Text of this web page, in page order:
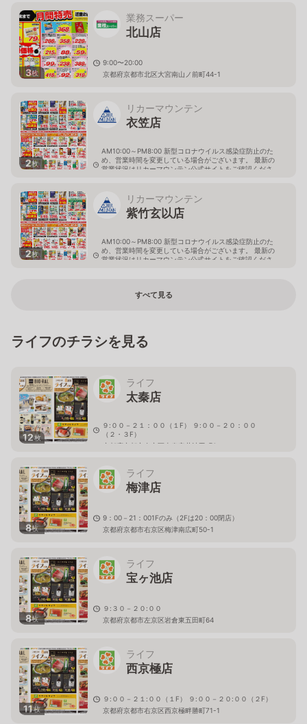
3枚
業務スーパー
北山店
9:00〜20:00
京都府京都市北区大宮南山ノ前町44-1
2枚
リカーマウンテン
衣笠店
AM10:00～PM8:00 新型コロナウイルス感染症防止のた
め、営業時間を変更している場合がございます。 最新の
営業状況はリカーマウンテン公式サイトをご確認くださ
2枚
リカーマウンテン
紫竹玄以店
AM10:00～PM8:00 新型コロナウイルス感染症防止のた
め、営業時間を変更している場合がございます。 最新の
営業状況はリカーマウンテン公式サイトをご確認くださ
すべて見る
ライフのチラシを見る
12枚
ライフ
太秦店
９:００－２１：００（１F） ９:００－２０：００
（２・３F）
京都府京都市右京区太秦安井池田町6
8枚
ライフ
梅津店
9：00－21：001Fのみ（2Fは20：00閉店）
京都府京都市右京区梅津南広町50-1
8枚
ライフ
宝ヶ池店
９:３０－２０:００
京都府京都市左京区岩倉東五田町64
11枚
ライフ
西京極店
９:００－２１:００（１F） ９:００－２０:００（２F）
京都府京都市右京区西京極畔勝町71-1